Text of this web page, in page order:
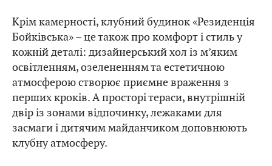
Крім камерності, клубний будинок «Резиденція
Бойківська» – це також про комфорт і стиль у
кожній деталі: дизайнерський хол із м’яким
освітленням, озелененням та естетичною
атмосферою створює приємне враження з
перших кроків. А просторі тераси, внутрішній
двір із зонами відпочинку, лежаками для
засмаги і дитячим майданчиком доповнюють
клубну атмосферу.